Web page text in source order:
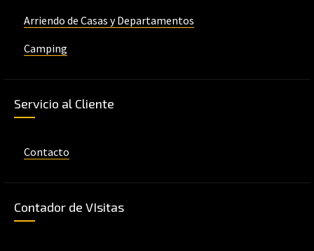
Arriendo de Casas y Departamentos
Camping
Servicio al Cliente
Contacto
Contador de VIsitas